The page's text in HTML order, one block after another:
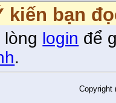
kiến bạn
lòng login để
.
Copyright